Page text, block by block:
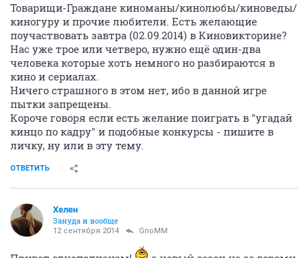
Товарищи-Граждане киноманы/кинолюбы/киноведы/
киногуру и прочие любители. Есть желающие
поучаствовать завтра (02.09.2014) в Киновикторине?
Нас уже трое или четверо, нужно ещё один-два
человека которые хоть немного но разбираются в
кино и сериалах.
Ничего страшного в этом нет, ибо в данной игре
пытки запрещены.
Короче говоря если есть желание поиграть в "угадай
кинцо по кадру" и подобные конкурсы - пишите в
личку, ну или в эту тему.
ОТВЕТИТЬ
Хелен
Зануда и вообще
12 сентября 2014 GnoMM